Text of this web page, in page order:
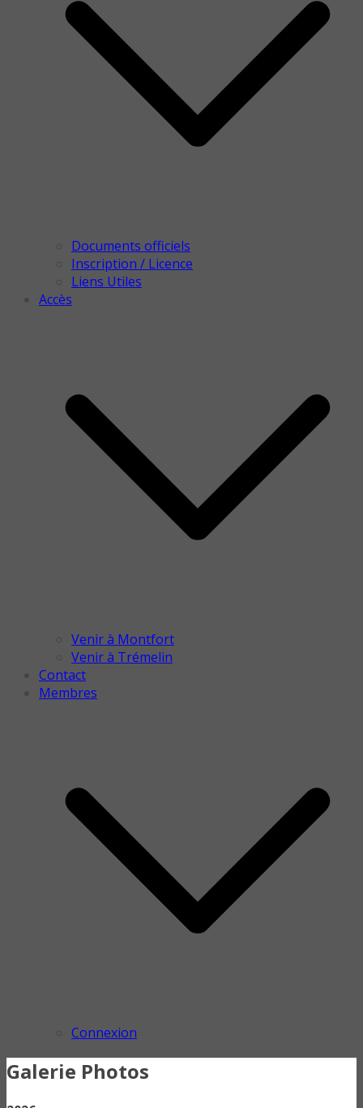
Documents officiels
Inscription / Licence
Liens Utiles
Accès
Venir à Montfort
Venir à Trémelin
Contact
Membres
Connexion
Galerie Photos